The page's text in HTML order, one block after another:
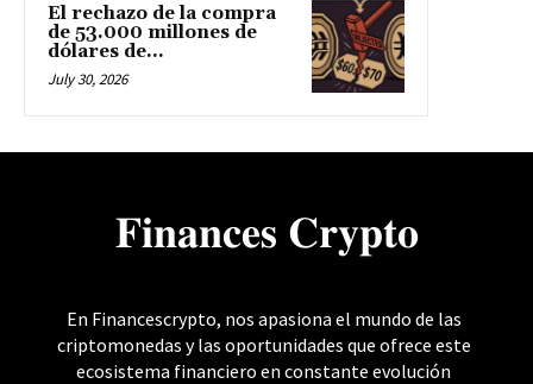
El rechazo de la compra
de 53.000 millones de
dólares de...
July 30, 2026
𝐅𝐢𝐧𝐚𝐧𝐜𝐞𝐬 𝐂𝐫𝐲𝐩𝐭𝐨
En Financescrypto, nos apasiona el mundo de las
criptomonedas y las oportunidades que ofrece este
ecosistema financiero en constante evolución